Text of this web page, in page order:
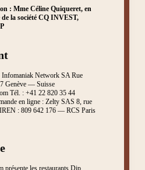
: Mme Céline Quiqueret, en
la société CQ INVEST,
Network SA Rue
Genève — Suisse
Tél. : +41 22 820 35 44
en ligne : Zelty SAS 8, rue
: 809 642 176 — RCS Paris
présente les restaurants Dip